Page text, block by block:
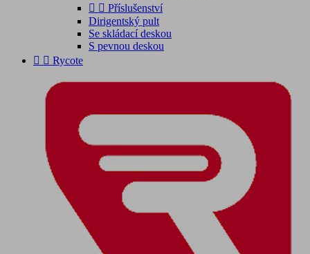
  Příslušenství
Dirigentský pult
Se skládací deskou
S pevnou deskou
  Rycote